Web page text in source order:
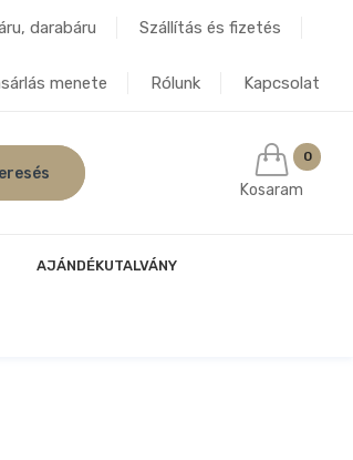
darabáru Szállítás és fizetés
menete Rólunk Kapcsolat
0
Kosaram
AJÁNDÉKUTALVÁNY